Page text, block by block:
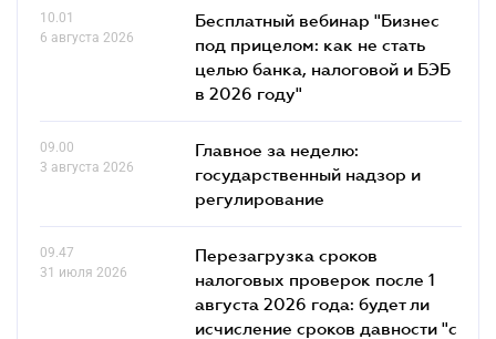
10.01
6 августа 2026
Бесплатный вебинар "Бизнес
под прицелом: как не стать
целью банка, налоговой и БЭБ
в 2026 году"
09.00
3 августа 2026
Главное за неделю:
государственный надзор и
регулирование
09.47
31 июля 2026
Перезагрузка сроков
налоговых проверок после 1
августа 2026 года: будет ли
исчисление сроков давности "с